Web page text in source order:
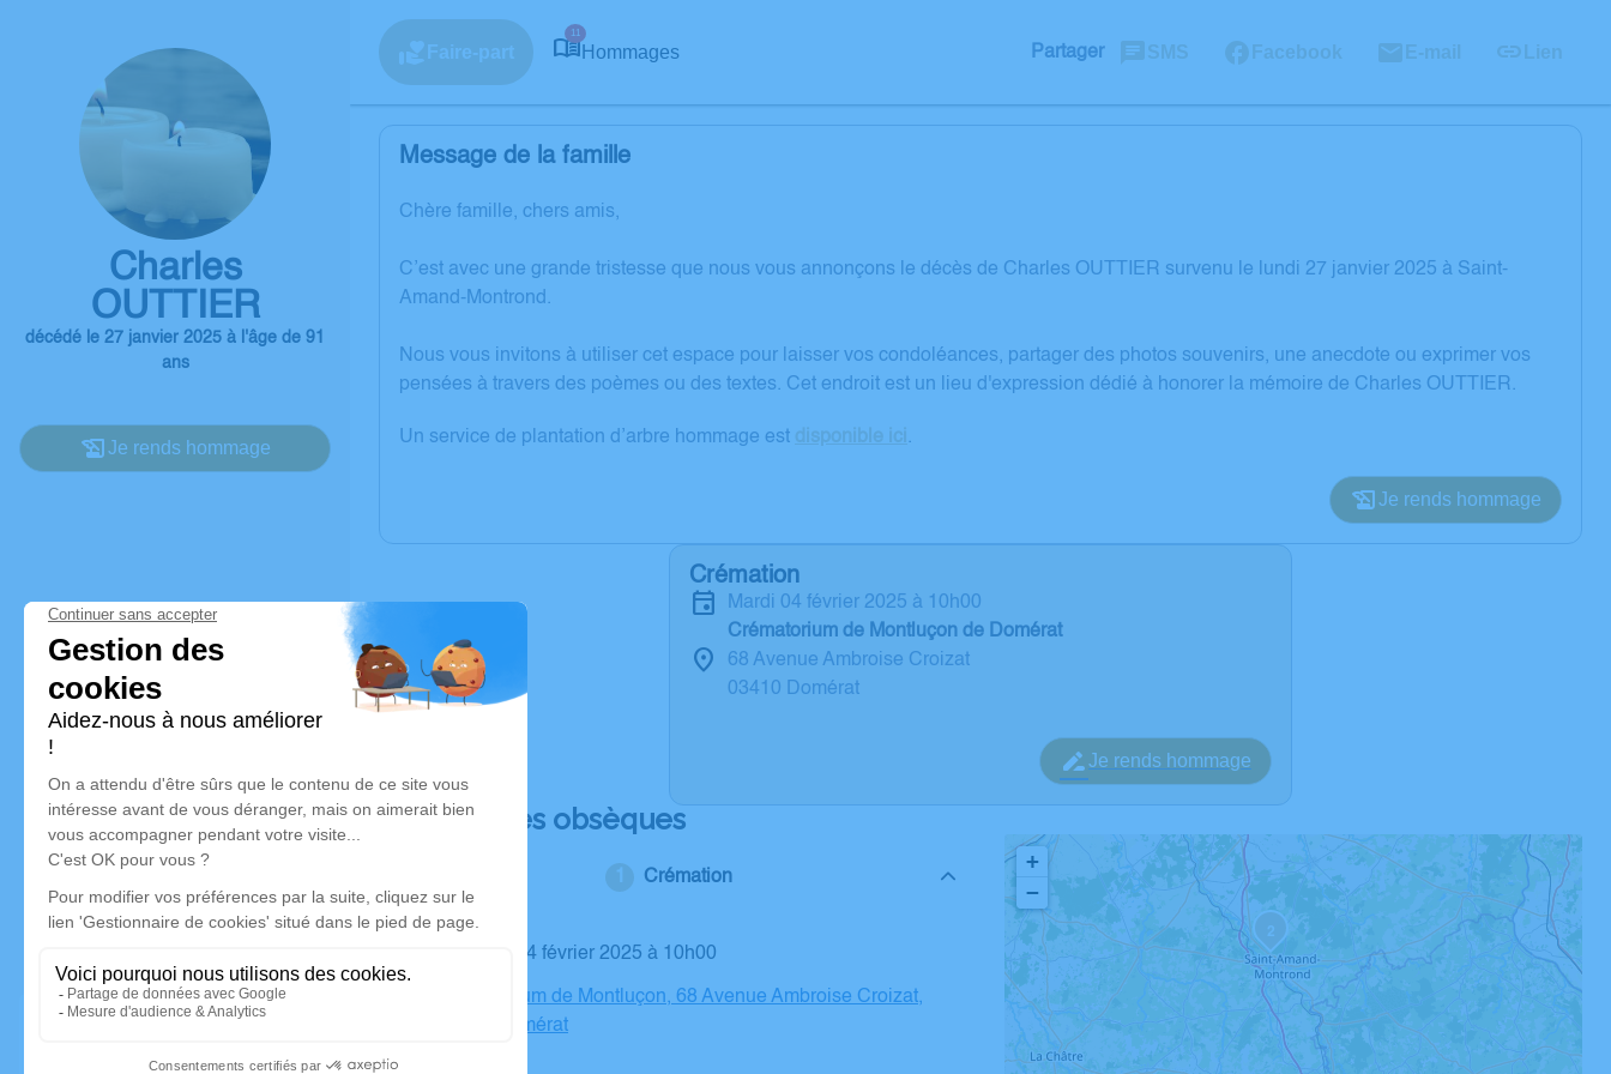
Charles
OUTTIER
décédé le 27 janvier 2025 à l'âge de 91
ans
Je rends hommage
Faire-part
11
Hommages Partager SMS Facebook E-mail Lien
Message de la famille
Chère famille, chers amis,
C’est avec une grande tristesse que nous vous annonçons le décès de Charles OUTTIER survenu le lundi 27 janvier 2025 à Saint-
Amand-Montrond.
Nous vous invitons à utiliser cet espace pour laisser vos condoléances, partager des photos souvenirs, une anecdote ou exprimer vos
pensées à travers des poèmes ou des textes. Cet endroit est un lieu d'expression dédié à honorer la mémoire de Charles OUTTIER.
Un service de plantation d’arbre hommage est disponible ici .
Je rends hommage
Crémation
mardi 04 février 2025 à 10h00
Crématorium de Montluçon de Domérat
68 Avenue Ambroise Croizat
03410 Domérat
Je rends hommage
Déroulé des obsèques
Crémation
Le mardi 04 février 2025 à 10h00
Crématorium de Montluçon, 68 Avenue Ambroise Croizat,
03410 Domérat
2
+
−